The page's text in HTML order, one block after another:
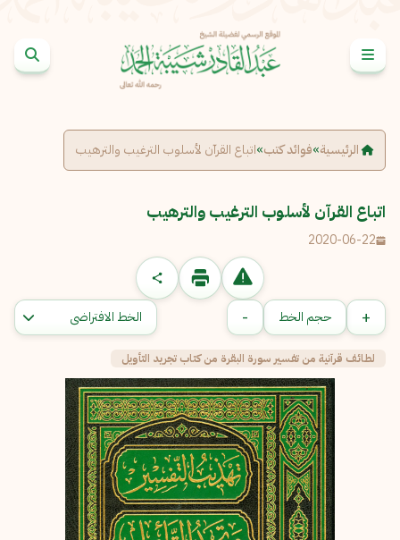
الرئيسية»فوائد كتب»اتباع القرآن لأسلوب الترغيب والترهيب
اتباع القرآن لأسلوب الترغيب والترهيب
2020-06-22
الإبلاغ عن مشكلة
الاسم الكامل*
إرسال إلغاء
+ حجم الخط -
لطائف قرآنية من تفسير سورة البقرة من كتاب تجريد التأويل